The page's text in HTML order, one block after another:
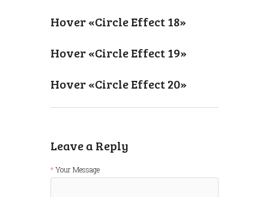
Hover «Circle Effect 18»
Hover «Circle Effect 19»
Hover «Circle Effect 20»
Leave a Reply
Your Message